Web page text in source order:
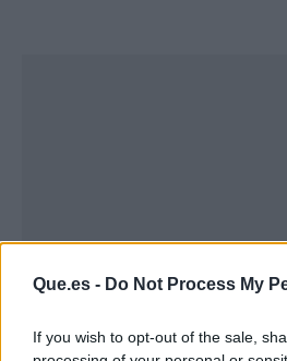
Que.es - Do Not Process My
If you wish to opt-out of the sale,